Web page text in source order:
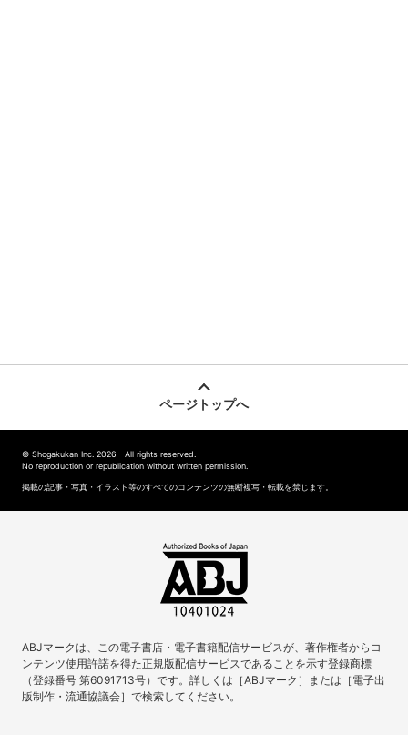
ページトップへ
© Shogakukan Inc. 2026 All rights reserved.
No reproduction or republication without written permission.
掲載の記事・写真・イラスト等のすべてのコンテンツの無断複写・転載を禁じます。
ABJマークは、この電子書店・電子書籍配信サービスが、著作権者からコ
ンテンツ使用許諾を得た正規版配信サービスであることを示す登録商標
（登録番号 第6091713号）です。詳しくは［ABJマーク］または［電子出
版制作・流通協議会］で検索してください。